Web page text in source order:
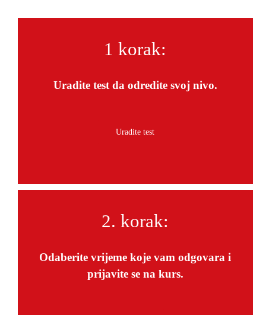
1 korak:
Uradite test da odredite svoj nivo.
2. korak:
Odaberite vrijeme koje vam odgovara i
prijavite se na kurs.